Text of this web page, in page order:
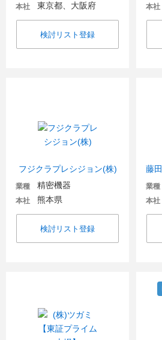
本社 東京都、大阪府
検討リスト登録
本社
フジクラプレシジョン(株)
業種 精密機器
本社 熊本県
検討リスト登録
業種
本社